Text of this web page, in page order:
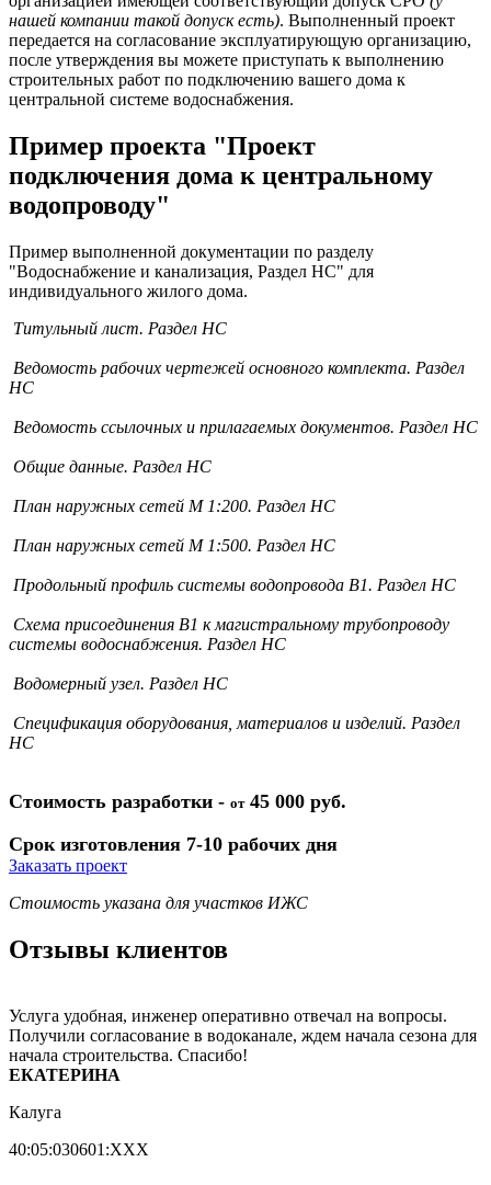
нашей компании такой допуск есть). Выполненный проект
передается на согласование эксплуатирующую организацию,
после утверждения вы можете приступать к выполнению
строительных работ по подключению вашего дома к
центральной системе водоснабжения.
Пример проекта "Проект
подключения дома к центральному
водопроводу"
Пример выполненной документации по разделу
"Водоснабжение и канализация, Раздел НС" для
индивидуального жилого дома.
Титульный лист. Раздел НС
Ведомость рабочих чертежей основного комплекта. Раздел
НС
Ведомость ссылочных и прилагаемых документов. Раздел НС
Общие данные. Раздел НС
План наружных сетей М 1:200. Раздел НС
План наружных сетей М 1:500. Раздел НС
Продольный профиль системы водопровода В1. Раздел НС
Схема присоединения В1 к магистральному трубопроводу
системы водоснабжения. Раздел НС
Водомерный узел. Раздел НС
Спецификация оборудования, материалов и изделий. Раздел
НС
Стоимость разработки - от45 000 руб.
Срок изготовления 7-10 рабочих дня
Заказать проект
Стоимость указана для участков ИЖС
Отзывы клиентов
Услуга удобная, инженер оперативно отвечал на вопросы.
Получили согласование в водоканале, ждем начала сезона для
начала строительства. Спасибо!
ЕКАТЕРИНА
Калуга
40:05:030601:ХХХ